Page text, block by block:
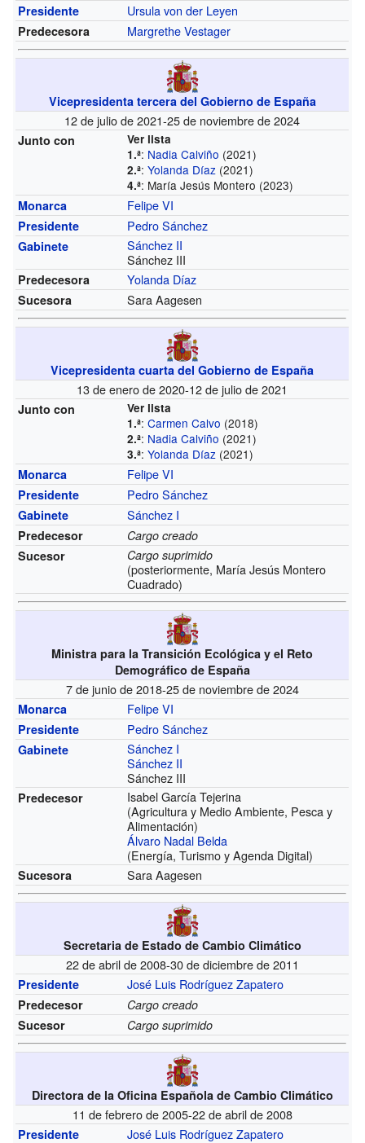
Presidente Ursula von der Leyen
Predecesora Margrethe Vestager
Vicepresidenta tercera del Gobierno de España
12 de julio de 2021-25 de noviembre de 2024
Junto con
Ver lista
1.ª: Nadia Calviño (2021)
2.ª:Yolanda Díaz (2021)
4.ª: María Jesús Montero (2023)
Monarca
Felipe VI
Presidente Pedro Sánchez
Gabinete
Sánchez II
Sánchez III
Predecesora Yolanda Díaz
Sucesora Sara Aagesen
Vicepresidenta cuarta del Gobierno de España
13 de enero de 2020-12 de julio de 2021
Junto con
Ver lista
1.ª:Carmen Calvo (2018)
2.ª: Nadia Calviño (2021)
3.ª:Yolanda Díaz (2021)
Monarca
Felipe VI
Presidente Pedro Sánchez
Gabinete Sánchez I
Predecesor
Cargo creado
Sucesor
Cargo suprimido
(posteriormente, María Jesús Montero
Cuadrado)
Ministra para la Transición Ecológica y el Reto
Demográfico de España
7 de junio de 2018-25 de noviembre de 2024
Monarca Felipe VI
Presidente Pedro Sánchez
Gabinete
Sánchez I
Sánchez II
Sánchez III
Predecesor
Isabel García Tejerina
(Agricultura y Medio Ambiente, Pesca y
Alimentación)
Álvaro Nadal Belda
(Energía, Turismo y Agenda Digital)
Sucesora Sara Aagesen
Secretaria de Estado de Cambio Climático
22 de abril de 2008-30 de diciembre de 2011
Presidente José Luis Rodríguez Zapatero
Predecesor
Cargo creado
Sucesor
Cargo suprimido
Directora de la Oficina Española de Cambio Climático
11 de febrero de 2005-22 de abril de 2008
Presidente José Luis Rodríguez Zapatero